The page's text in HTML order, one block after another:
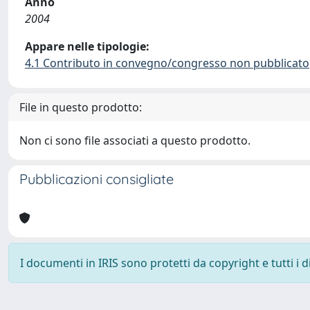
2004
Appare nelle tipologie:
4.1 Contributo in convegno/congresso non pubblicato
File in questo prodotto:
Non ci sono file associati a questo prodotto.
Pubblicazioni consigliate
I documenti in IRIS sono protetti da copyright e tutti i